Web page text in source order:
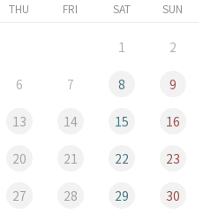
THU FRI SAT SUN
1 2
6 7 8 9
13 14 15 16
20 21 22 23
27 28 29 30